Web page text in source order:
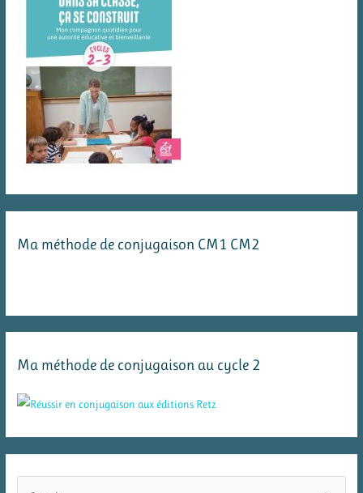
Ma méthode de conjugaison CM1 CM2
Ma méthode de conjugaison au cycle 2